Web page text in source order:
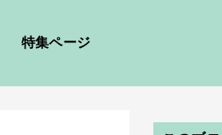
特集ページ